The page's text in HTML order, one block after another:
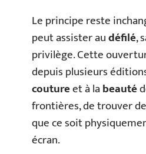
Le principe reste
peut assister audéfilé,
privilège. Cette
depuis plusieurs
coutureet à labeauté
frontières, de trouver
que ce soit
écran.